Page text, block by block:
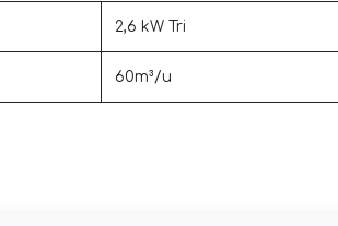
2,6 kW Tri
60m³/u